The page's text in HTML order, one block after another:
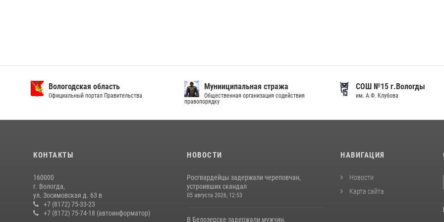
Вологодская область
Официальный портал Правительства
Мунииципальная стража
Общественная организация содействия
правопорядку
СОШ №15 г.Вологды
им. А.Ф. Клубова
КОНТАКТЫ
160000
г. Вологда,
ул. Зосимовская д. 63 в
+7 (8172) 75-33-23
+7 (8172) 75-74-18 (автоинформатор)
НОВОСТИ
Росгвардейцы задержали череповчан,
устроивших скандал
05 августа 2026, 12:53
В Белозерске задержали мужчин,
НАВИГАЦИЯ
Новости
Карта сайта